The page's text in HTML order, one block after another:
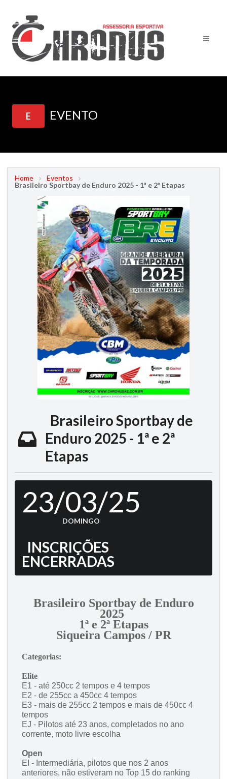
E EVENTO
Home
Eventos
Brasileiro Sportbay de Enduro 2025 - 1ª e 2ª Etapas
Brasileiro Sportbay de
Enduro 2025 - 1ª e 2ª
Etapas
23/03/25
DOMINGO
INSCRIÇÕES
ENCERRADAS
Brasileiro Sportbay de Enduro
2025
1ª e 2ª Etapas
Siqueira Campos / PR
Categorias:
Elite
E1 - até 250cc 2 tempos e 4 tempos
E2 - de 255cc a 450cc 4 tempos
E3 - mais de 255cc 2 tempos e mais de 450cc 4
tempos
EJ - Pilotos até 23 anos, completados no ano
corrente, moto livre escolha
Open
EI - Intermediária, pilotos que nos 2 anos
anteriores, não estiveram no Top 15 do ranking